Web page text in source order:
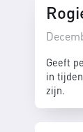
Geeft
in
zijn.